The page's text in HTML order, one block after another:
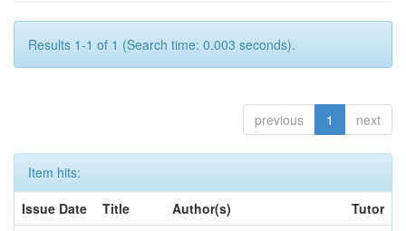
Results 1-1 of 1 (Search time: 0.003 seconds).
previous 1 next
Item hits:
Issue Date
Title Author(s)
Tutor